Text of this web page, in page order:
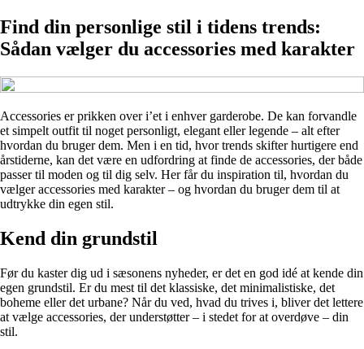
Find din personlige stil i tidens trends:
Sådan vælger du accessories med karakter
Accessories er prikken over i’et i enhver garderobe. De kan forvandle
et simpelt outfit til noget personligt, elegant eller legende – alt efter
hvordan du bruger dem. Men i en tid, hvor trends skifter hurtigere end
årstiderne, kan det være en udfordring at finde de accessories, der både
passer til moden og til dig selv. Her får du inspiration til, hvordan du
vælger accessories med karakter – og hvordan du bruger dem til at
udtrykke din egen stil.
Kend din grundstil
Før du kaster dig ud i sæsonens nyheder, er det en god idé at kende din
egen grundstil. Er du mest til det klassiske, det minimalistiske, det
boheme eller det urbane? Når du ved, hvad du trives i, bliver det lettere
at vælge accessories, der understøtter – i stedet for at overdøve – din
stil.